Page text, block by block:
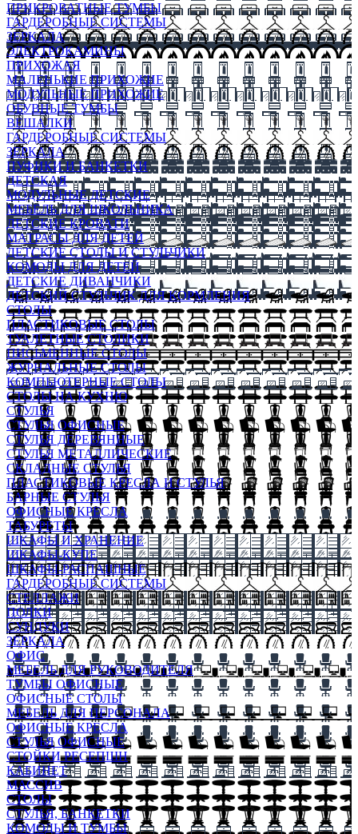
ПРИКРОВАТНЫЕ ТУМБЫ
ГАРДЕРОБНЫЕ СИСТЕМЫ
ЗЕРКАЛА
ЭЛЕКТРОКАМИНЫ
ПРИХОЖАЯ
МАЛЕНЬКИЕ ПРИХОЖИЕ
МОДУЛЬНЫЕ ПРИХОЖИЕ
ОБУВНЫЕ ТУМБЫ
ВЕШАЛКИ
ГАРДЕРОБНЫЕ СИСТЕМЫ
ЗЕРКАЛА
ПУФИКИ И БАНКЕТКИ
ДЕТСКАЯ
МОДУЛЬНЫЕ ДЕТСКИЕ
МЕБЕЛЬ ДЛЯ ШКОЛЬНИКА
ДЕТСКИЕ КРОВАТИ
МАТРАСЫ ДЛЯ ДЕТЕЙ
ДЕТСКИЕ СТОЛЫ И СТУЛЬЧИКИ
КОМОДЫ ДЛЯ ДЕТЕЙ
ДЕТСКИЕ ДИВАНЧИКИ
ДЕТСКИЙ СТУЛЬЧИК ДЛЯ КОРМЛЕНИЯ
СТОЛЫ
ПЛАСТИКОВЫЕ СТОЛЫ
ТУАЛЕТНЫЕ СТОЛИКИ
ПИСЬМЕННЫЕ СТОЛЫ
ЖУРНАЛЬНЫЕ СТОЛЫ
КОМПЬЮТЕРНЫЕ СТОЛЫ
СТОЛЫ НА КУХНЮ
СТУЛЬЯ
СТУЛЬЯ ОФИСНЫЕ
СТУЛЬЯ ДЕРЕВЯННЫЕ
СТУЛЬЯ МЕТАЛЛИЧЕСКИЕ
СКЛАДНЫЕ СТУЛЬЯ
ПЛАСТИКОВЫЕ КРЕСЛА И СТУЛЬЯ
БАРНЫЕ СТУЛЬЯ
ОФИСНЫЕ КРЕСЛА
ТАБУРЕТЫ
ШКАФЫ И ХРАНЕНИЕ
ШКАФЫ-КУПЕ
ШКАФЫ-РАСПАШНЫЕ
ГАРДЕРОБНЫЕ СИСТЕМЫ
СТЕЛЛАЖИ
ПОЛКИ
СУНДУКИ
ЗЕРКАЛА
ОФИС
МЕБЕЛЬ ДЛЯ РУКОВОДИТЕЛЯ
ТУМБЫ ОФИСНЫЕ
ОФИСНЫЕ СТОЛЫ
МЕБЕЛЬ ДЛЯ ПЕРСОНАЛА
ОФИСНЫЕ КРЕСЛА
СТУЛЬЯ ОФИСНЫЕ
СТОЙКИ РЕСЕПШН
КАБИНЕТ
МАССИВ
СТОЛЫ
СТУЛЬЯ, БАНКЕТКИ
КОМОДЫ И ТУМБЫ